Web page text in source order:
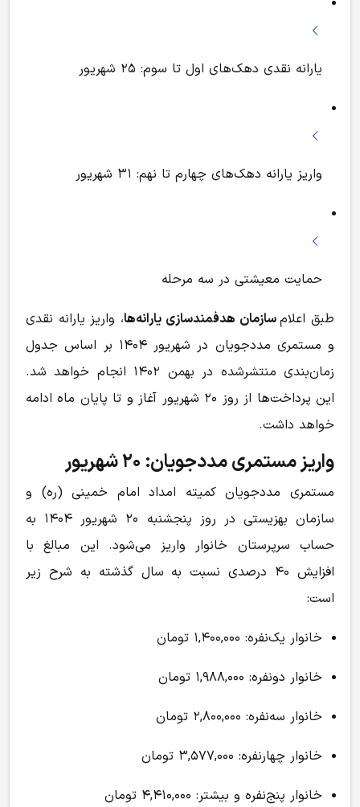
یارانه نقدی دهک‌های اول تا سوم: ۲۵ شهریور
واریز یارانه دهک‌های چهارم تا نهم: ۳۱ شهریور
حمایت معیشتی در سه مرحله
طبق اعلامسازمان هدفمندسازی یارانه‌ها، واریز یارانه نقدی
و مستمری مددجویان در شهریور ۱۴۰۴ بر اساس جدول
زمان‌بندی منتشرشده در بهمن ۱۴۰۲ انجام خواهد شد.
این پرداخت‌ها از روز ۲۰ شهریور آغاز و تا پایان ماه ادامه
خواهد داشت.
واریز مستمری مددجویان: ۲۰ شهریور
مستمری مددجویان کمیته امداد امام خمینی (ره) و
سازمان بهزیستی در روز پنجشنبه ۲۰ شهریور ۱۴۰۴ به
حساب سرپرستان خانوار واریز می‌شود. این مبالغ با
افزایش ۴۰ درصدی نسبت به سال گذشته به شرح زیر
است:
خانوار یک‌نفره: ۱,۴۰۰,۰۰۰ تومان
خانوار دو‌نفره: ۱,۹۸۸,۰۰۰ تومان
خانوار سه‌نفره: ۲,۸۰۰,۰۰۰ تومان
خانوار چهارنفره: ۳,۵۷۷,۰۰۰ تومان
خانوار پنج‌نفره و بیشتر: ۴,۴۱۰,۰۰۰ تومان